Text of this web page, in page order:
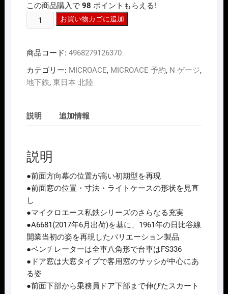
この商品購入で 98 ポイントもらえる!
ｹﾞ
ｼﾞ
ﾏ
ｲ
ｴ
ｰ
MICROACE
A6680
営
団
3000
系
登
場
時
2
両
ｾ
お買い物カゴに追加
商品コード: 4968279126370
カテゴリー: MICROACE, MICROACE 予約, N ゲージ,
地下鉄, 東日本 北陸
説明 追加情報
説明
●前面方向幕の位置が高い初期型を再現
●前面窓の位置・寸法・ライトケースの形状を見直
し
●マイクロエース私鉄シリーズのさらなる充実
●A6681(2017年6月出荷)を基に、1961年の日比谷線
開業当初の姿を再現したバリエーション製品
●ベンチレーターは全車八角形で台車はFS336
●ドア窓は大窓タイプで客用窓のサッシが中心にあ
る姿
●前面下部から乗務員ドア下部まで伸びたスカート